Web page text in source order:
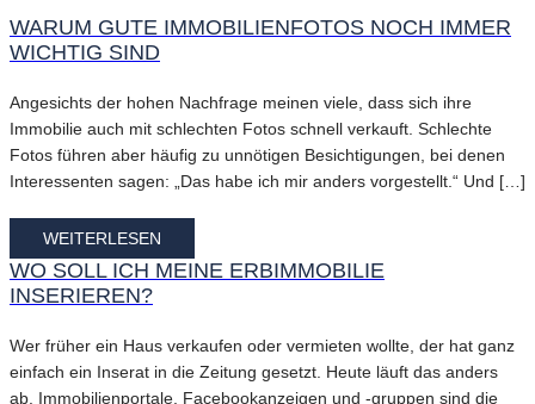
WARUM GUTE IMMOBILIENFOTOS NOCH IMMER
WICHTIG SIND
Angesichts der hohen Nachfrage meinen viele, dass sich ihre
Immobilie auch mit schlechten Fotos schnell verkauft. Schlechte
Fotos führen aber häufig zu unnötigen Besichtigungen, bei denen
Interessenten sagen: „Das habe ich mir anders vorgestellt.“ Und […]
WEITERLESEN
WO SOLL ICH MEINE ERBIMMOBILIE
INSERIEREN?
Wer früher ein Haus verkaufen oder vermieten wollte, der hat ganz
einfach ein Inserat in die Zeitung gesetzt. Heute läuft das anders
ab. Immobilienportale, Facebookanzeigen und -gruppen sind die